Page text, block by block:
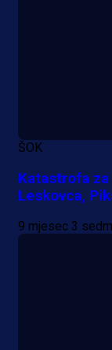
ŠOK
Katastrofa
Leskovca,
9 mjesec 3